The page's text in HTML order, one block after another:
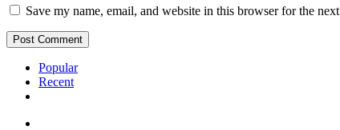
Save my name, email, and website in this browser for the
Popular
Recent